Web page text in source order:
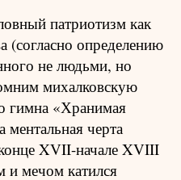
патриотизм как
(согласно определению
не людьми, но
михалковскую
гимна «Хранимая
черта
конце XVII-начале XVIII
и мечом катился